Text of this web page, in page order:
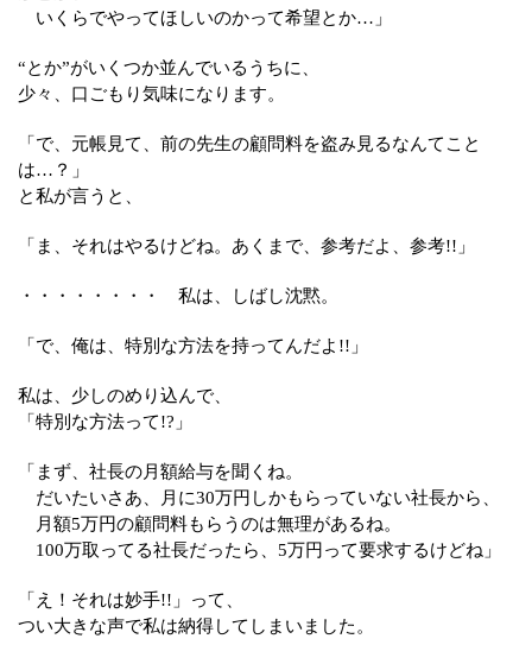
いくらでやってほしいのかって希望とか…」
“とか”がいくつか並んでいるうちに、
少々、口ごもり気味になります。
「で、元帳見て、前の先生の顧問料を盗み見るなんてこと
は…？」
と私が言うと、
「ま、それはやるけどね。あくまで、参考だよ、参考!!」
・・・・・・・・ 私は、しばし沈黙。
「で、俺は、特別な方法を持ってんだよ!!」
私は、少しのめり込んで、
「特別な方法って!?」
「まず、社長の月額給与を聞くね。
だいたいさあ、月に30万円しかもらっていない社長から、
月額5万円の顧問料もらうのは無理があるね。
100万取ってる社長だったら、5万円って要求するけどね」
「え！それは妙手!!」って、
つい大きな声で私は納得してしまいました。